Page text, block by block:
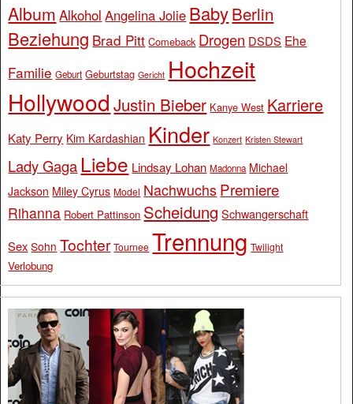
Album Alkohol Angelina Jolie BabyBerlin
Beziehung Brad Pitt Comeback Drogen DSDS Ehe
Familie Geburt Geburtstag Gericht Hochzeit
Hollywood Justin Bieber Kanye West Karriere
Katy Perry Kim Kardashian Kinder Konzert Kristen Stewart
Lady Gaga Liebe Lindsay Lohan Madonna Michael
Jackson Miley Cyrus Model Nachwuchs Premiere
Rihanna Robert Pattinson Scheidung Schwangerschaft
Sex Sohn Tochter Tournee Trennung Twilight
Verlobung